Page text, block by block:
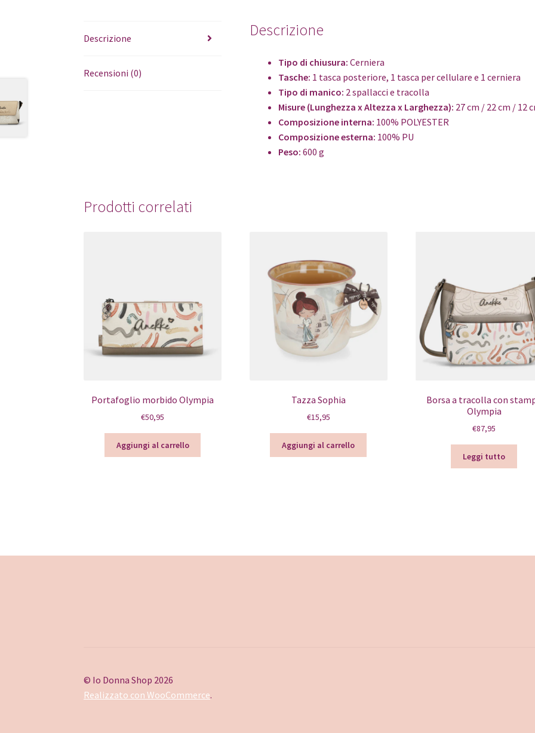
Descrizione
Recensioni (0)
Descrizione
Tipo di chiusura: Cerniera
Tasche: 1 tasca posteriore, 1 tasca per cellulare e 1 cerniera
Tipo di manico: 2 spallacci e tracolla
Misure (Lunghezza x Altezza x Larghezza): 27 cm / 22 cm / 12
Composizione interna: 100% POLYESTER
Composizione esterna: 100% PU
Peso: 600 g
Prodotti correlati
Portafoglio morbido Olympia
€50,95
Aggiungi al carrello
Tazza Sophia
€15,95
Aggiungi al carrello
Borsa a tracolla con
Olympia
€87,95
Leggi tutto
© Io Donna Shop 2026
Realizzato con WooCommerce.